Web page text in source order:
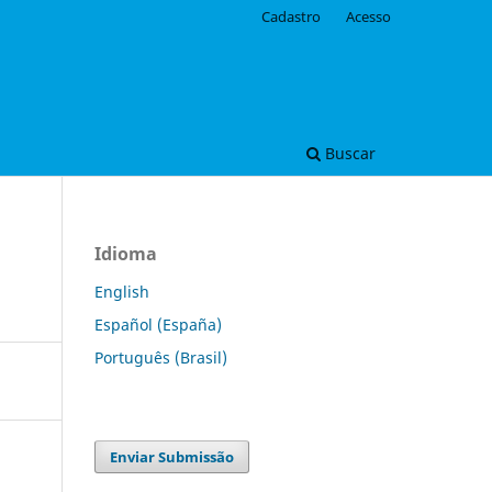
Buscar
Cadastro Acesso
Idioma
English
Español (España)
Português (Brasil)
Enviar Submissão